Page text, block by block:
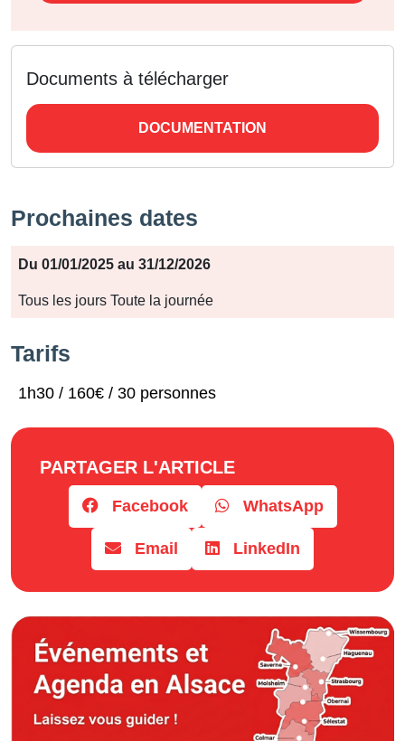
Documents à télécharger
DOCUMENTATION
Prochaines dates
Période
Jours
Du 01/01/2025 au 31/12/2026
Tous les jours Toute la journée
Tarifs
1h30 / 160€ / 30 personnes
PARTAGER L'ARTICLE
Facebook WhatsApp
Email LinkedIn